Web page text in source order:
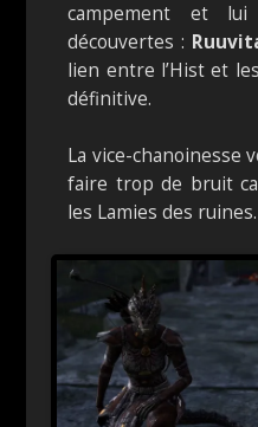
campement et
découvertes :
lien entre l’Hist et
définitive.
La vice-chanoinesse
faire trop de bruit
les Lamies des ruines.